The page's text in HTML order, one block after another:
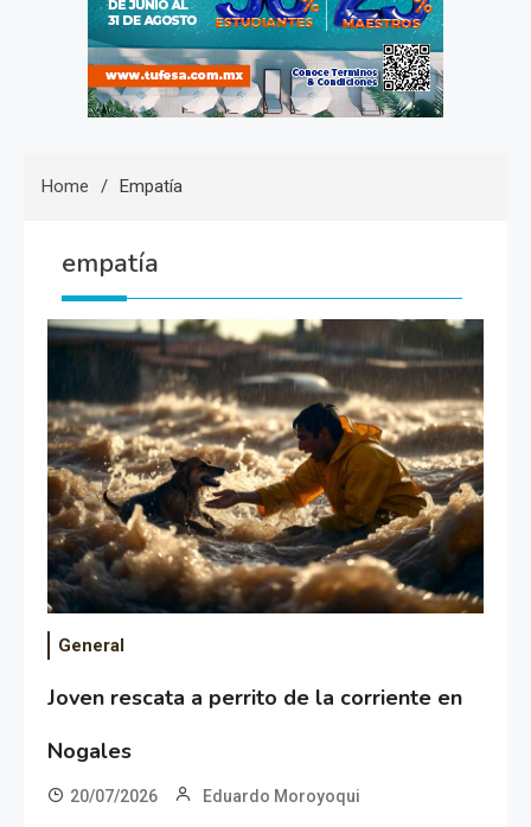
Home Empatía
empatía
General
Joven rescata a perrito de la corriente en
Nogales
20/07/2026 Eduardo Moroyoqui